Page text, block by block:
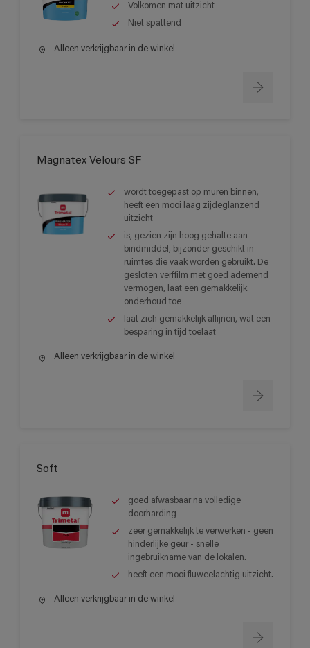
Volkomen mat uitzicht
Niet spattend
Alleen verkrijgbaar in de winkel
Magnatex Velours SF
wordt toegepast op muren binnen,
heeft een mooi laag zijdeglanzend
uitzicht
is, gezien zijn hoog gehalte aan
bindmiddel, bijzonder geschikt in
ruimtes die vaak worden gebruikt. De
gesloten verffilm met goed ademend
vermogen, laat een gemakkelijk
onderhoud toe
laat zich gemakkelijk aflijnen, wat een
besparing in tijd toelaat
Alleen verkrijgbaar in de winkel
Soft
goed afwasbaar na volledige
doorharding
zeer gemakkelijk te verwerken - geen
hinderlijke geur - snelle
ingebruikname van de lokalen.
heeft een mooi fluweelachtig uitzicht.
Alleen verkrijgbaar in de winkel